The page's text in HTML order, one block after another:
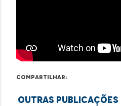
Compartilhar:
Outras Publicações